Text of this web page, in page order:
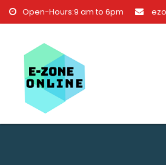
Skip to content
Open-Hours:9 am to 6pm